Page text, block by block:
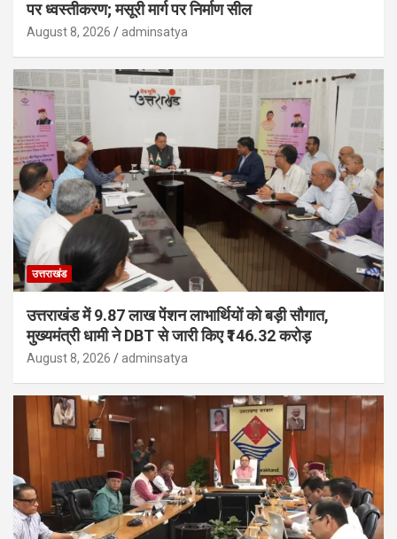
पर ध्वस्तीकरण; मसूरी मार्ग पर निर्माण सील
August 8, 2026 adminsatya
उत्तराखंड
उत्तराखंड में 9.87 लाख पेंशन लाभार्थियों को बड़ी सौगात,
मुख्यमंत्री धामी ने DBT से जारी किए ₹146.32 करोड़
August 8, 2026 adminsatya